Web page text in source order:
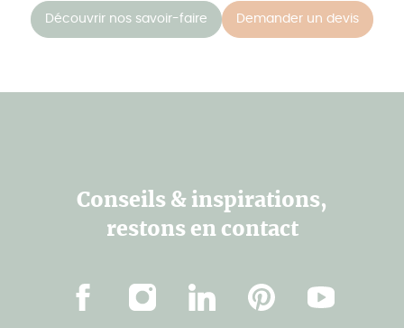
Découvrir nos savoir-faire Demander un devis
Conseils & inspirations,
restons en contact
FacebookInstagramLinkedInPinterestYoutube